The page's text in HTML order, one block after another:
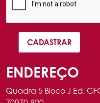
ENDEREÇO
Quadra 5 Bloco J Ed.